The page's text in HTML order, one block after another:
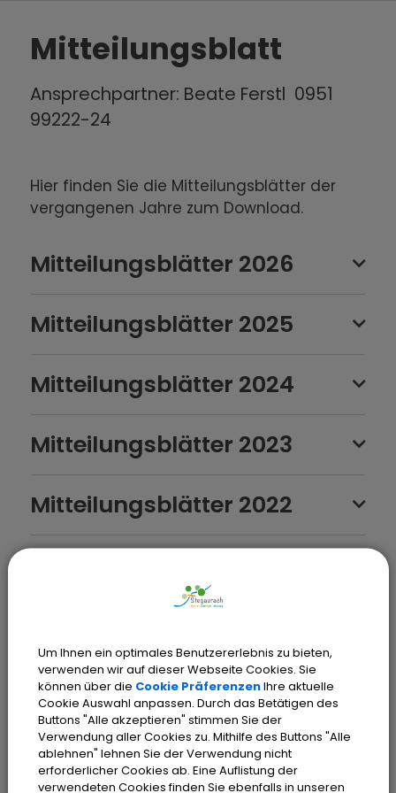
Mitteilungsblatt
Ansprechpartner: Beate Ferstl 0951
99222-24
Hier finden Sie die Mitteilungsblätter der
vergangenen Jahre zum Download.
Mitteilungsblätter 2026
Mitteilungsblätter 2025
Mitteilungsblätter 2024
Mitteilungsblätter 2023
Mitteilungsblätter 2022
Mitteilungsblätter 2019
Mitteilungsblätter 2018
Um Ihnen ein optimales Benutzererlebnis zu bieten,
verwenden wir auf dieser Webseite Cookies. Sie
können über die Cookie PräferenzenIhre aktuelle
Cookie Auswahl anpassen. Durch das Betätigen des
Buttons "Alle akzeptieren" stimmen Sie der
Verwendung aller Cookies zu. Mithilfe des Buttons "Alle
ablehnen" lehnen Sie der Verwendung nicht
erforderlicher Cookies ab. Eine Auflistung der
verwendeten Cookies finden Sie ebenfalls in unseren